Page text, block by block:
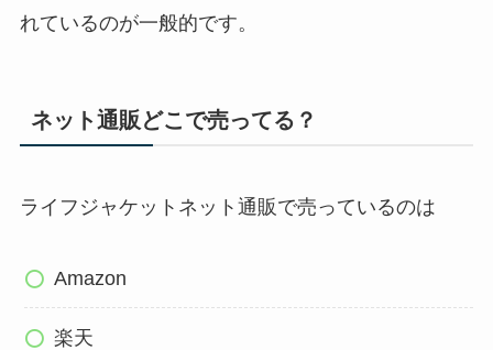
れているのが一般的です。
ネット通販どこで売ってる？
ライフジャケットネット通販で売っているのは
Amazon
楽天